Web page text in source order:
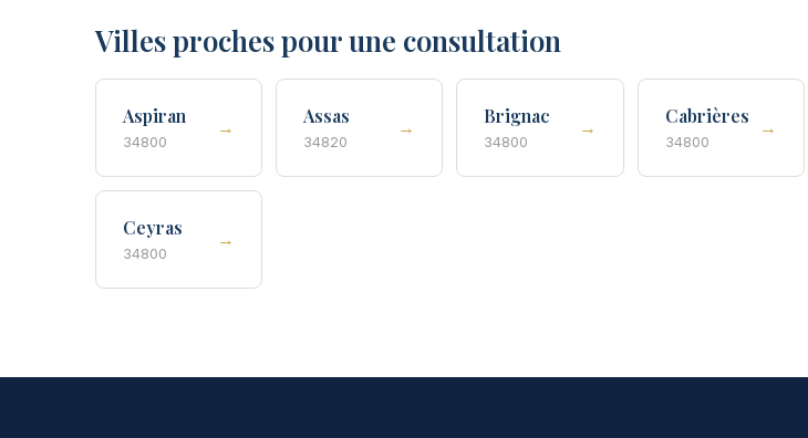
Villes proches pour une consultation
Aspiran
34800
→
Assas
34820
→
Brignac
34800
→
Cabrières
34800
→
Ceyras
34800
→